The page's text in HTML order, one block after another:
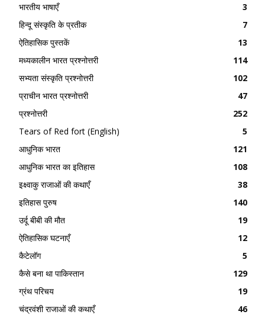
भारतीय भाषाएँ
3
हिन्दू संस्कृति के प्रतीक
7
ऐतिहासिक पुस्तकें
13
मध्यकालीन भारत प्रश्नोत्तरी
114
सभ्यता संस्कृति प्रश्नोत्तरी
102
प्राचीन भारत प्रश्नोत्तरी
47
प्रश्नोत्तरी
252
Tears of Red fort (English)
5
आधुनिक भारत
121
आधुनिक भारत का इतिहास
108
इक्ष्वाकु राजाओं की कथाएँ
38
इतिहास पुरुष
140
उर्दू बीबी की मौत
19
ऐतिहासिक घटनाएँ
12
कैटेलॉग
5
कैसे बना था पाकिस्तान
129
ग्रंथ परिचय
19
चंद्रवंशी राजाओं की कथाएँ
46